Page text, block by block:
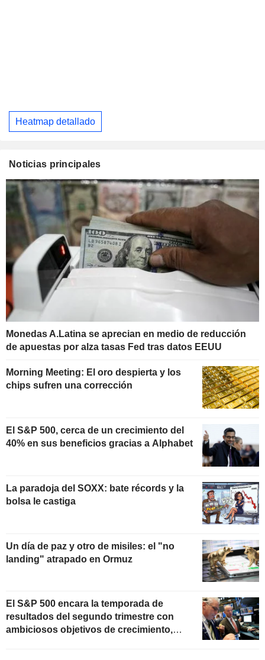
Heatmap detallado
Noticias principales
Monedas A.Latina se aprecian en medio de reducción
de apuestas por alza tasas Fed tras datos EEUU
Morning Meeting: El oro despierta y los
chips sufren una corrección
El S&P 500, cerca de un crecimiento del
40% en sus beneficios gracias a Alphabet
La paradoja del SOXX: bate récords y la
bolsa le castiga
Un día de paz y otro de misiles: el "no
landing" atrapado en Ormuz
El S&P 500 encara la temporada de
resultados del segundo trimestre con
ambiciosos objetivos de crecimiento,